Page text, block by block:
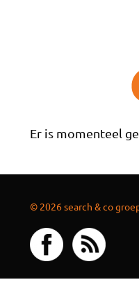
Er is momenteel
© 2026 search & co